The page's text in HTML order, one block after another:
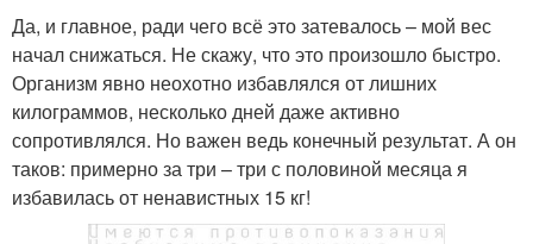
Да, и главное, ради чего всё это затевалось – мой вес
начал снижаться. Не скажу, что это произошло быстро.
Организм явно неохотно избавлялся от лишних
килограммов, несколько дней даже активно
сопротивлялся. Но важен ведь конечный результат. А он
таков: примерно за три – три с половиной месяца я
избавилась от ненавистных 15 кг!